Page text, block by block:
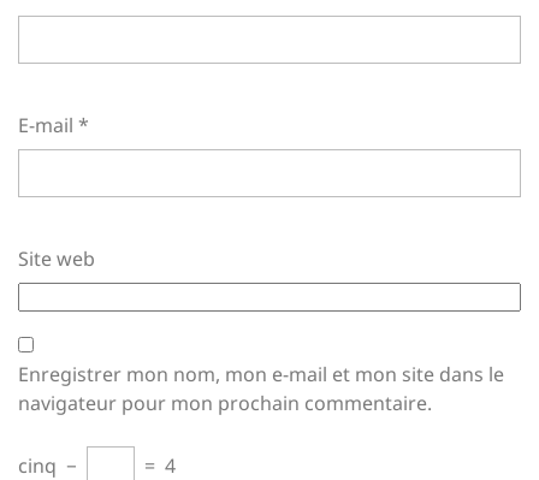
E-mail *
Site web
Enregistrer mon nom, mon e-mail et mon site dans le
navigateur pour mon prochain commentaire.
cinq − = 4